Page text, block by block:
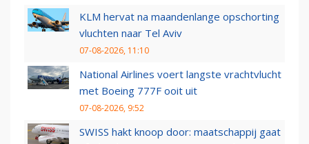
KLM hervat na maandenlange opschorting
vluchten naar Tel Aviv
07-08-2026, 11:10
National Airlines voert langste vrachtvlucht
met Boeing 777F ooit uit
07-08-2026, 9:52
SWISS hakt knoop door: maatschappij gaat